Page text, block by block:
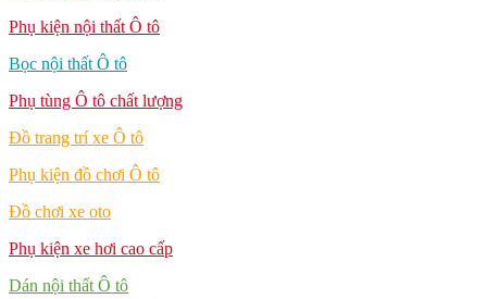
Phụ kiện nội thất Ô tô
Bọc nội thất Ô tô
Phụ tùng Ô tô chất lượng
Đồ trang trí xe Ô tô
Phụ kiện đồ chơi Ô tô
Đồ chơi xe oto
Phụ kiện xe hơi cao cấp
Dán nội thất Ô tô